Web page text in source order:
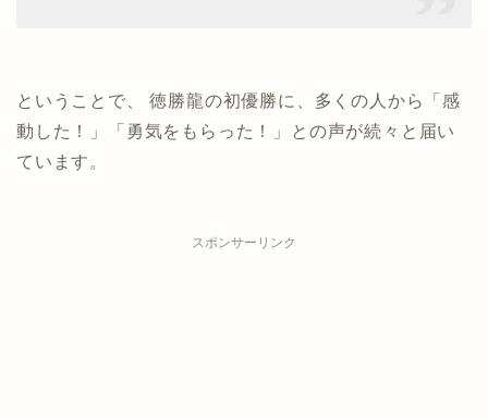
ということで、 徳勝龍の初優勝に、多くの人から「感
動した！」「勇気をもらった！」との声が続々と届い
ています。
スポンサーリンク